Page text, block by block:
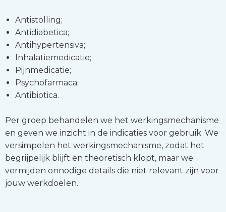
Antistolling;
Antidiabetica;
Antihypertensiva;
Inhalatiemedicatie;
Pijnmedicatie;
Psychofarmaca;
Antibiotica.
Per groep behandelen we het werkingsmechanisme
en geven we inzicht in de indicaties voor gebruik. We
versimpelen het werkingsmechanisme, zodat het
begrijpelijk blijft en theoretisch klopt, maar we
vermijden onnodige details die niet relevant zijn voor
jouw werkdoelen.